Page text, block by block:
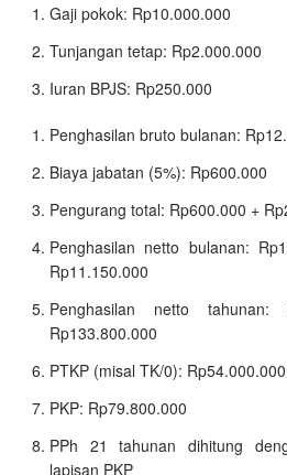
Gaji pokok: Rp10.000.000
Tunjangan tetap: Rp2.000.000
Iuran BPJS: Rp250.000
Penghasilan bruto bulanan:
Biaya jabatan (5%): Rp600.000
Pengurang total: Rp600.000 +
Penghasilan netto bulanan:
Rp11.150.000
Penghasilan netto
Rp133.800.000
PTKP (misal TK/0): Rp54.000.000
PKP: Rp79.800.000
PPh 21 tahunan dihitung
lapisan PKP